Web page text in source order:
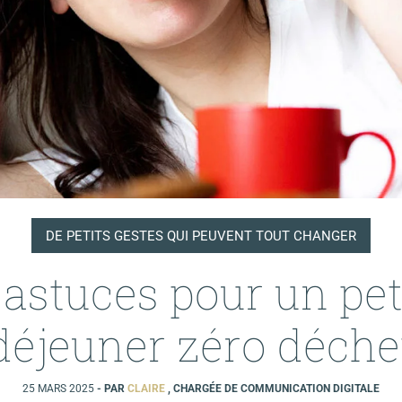
DE PETITS GESTES QUI PEUVENT TOUT CHANGER
pour un
zéro
25 MARS 2025 - PAR CLAIRE , CHARGÉE DE COMMUNICATION DIGITALE